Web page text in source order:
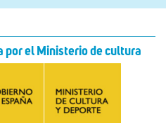
por el Ministerio de cultura